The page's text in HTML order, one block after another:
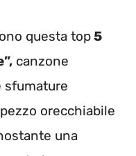
questa top5
canzone
sfumature
orecchiabile
una